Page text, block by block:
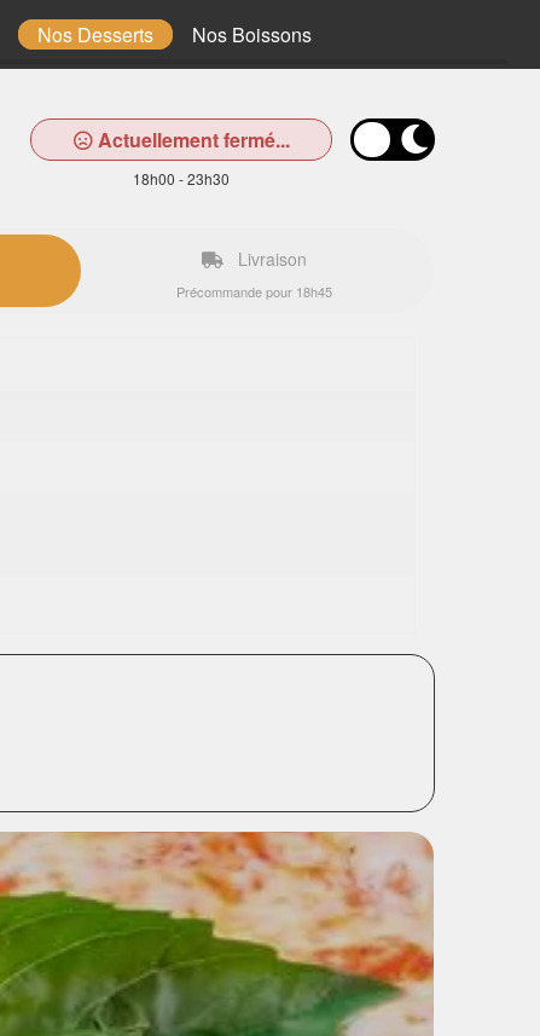
Nos Desserts Nos Boissons
Actuellement fermé...
18h00 - 23h30
Livraison
Précommande pour 18h45